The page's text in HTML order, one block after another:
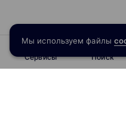
Сервисы Поиск
Мы используем файлы